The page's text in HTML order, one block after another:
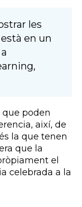
les
en un
que poden
així, de
la que tenen
que la
el
celebrada a la